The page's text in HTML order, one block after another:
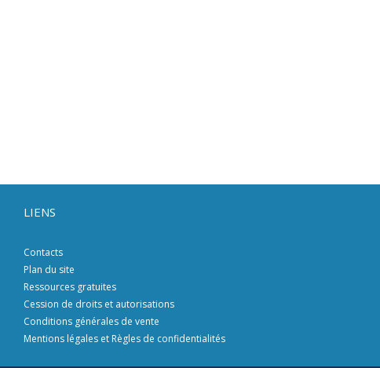
LIENS
Contacts
Plan du site
Ressources gratuites
Cession de droits et autorisations
Conditions générales de vente
Mentions légales et Règles de confidentialités